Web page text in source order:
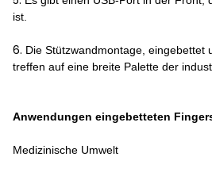
ist.
6. Die Stützwandmontage, eingebettet
treffen auf eine breite Palette der
Anwendungen eingebetteten
Medizinische Umwelt